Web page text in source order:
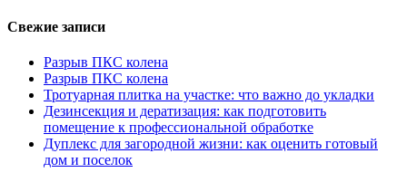
Свежие записи
Разрыв ПКС колена
Разрыв ПКС колена
Тротуарная плитка на участке: что важно до укладки
Дезинсекция и дератизация: как подготовить
помещение к профессиональной обработке
Дуплекс для загородной жизни: как оценить готовый
дом и поселок